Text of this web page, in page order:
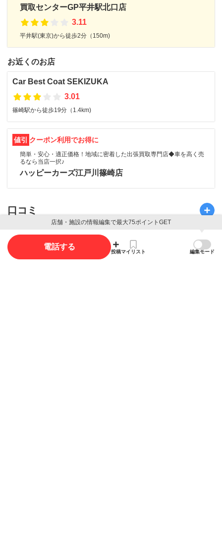
買取センターGP平井駅北口店
3.11
平井駅(東京)から徒歩2分（150m)
お近くのお店
Car Best Coat SEKIZUKA
3.01
篠崎駅から徒歩19分（1.4km)
値引 クーポン利用でお得に
簡単・安心・適正価格！地域に密着した出張買取専門店◆車を高く売
るなら当店一択♪
ハッピーカーズ江戸川篠崎店
口コミ
口コミ投稿で最大85ポイント獲得できます
口コミを投稿する
店舗・施設の情報編集で最大75ポイントGET
電話する
投稿マイリスト 編集モード